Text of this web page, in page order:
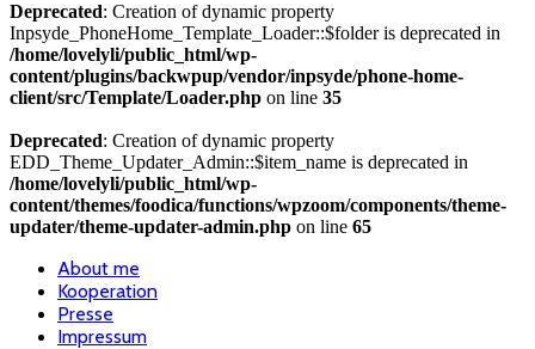
Deprecated: Creation of dynamic property
Inpsyde_PhoneHome_Template_Loader::$folder is deprecated in
/home/lovelyli/public_html/wp-
content/plugins/backwpup/vendor/inpsyde/phone-home-
client/src/Template/Loader.php on line 35
Deprecated: Creation of dynamic property
EDD_Theme_Updater_Admin::$item_name is deprecated in
/home/lovelyli/public_html/wp-
content/themes/foodica/functions/wpzoom/components/theme-
updater/theme-updater-admin.php on line 65
About me
Kooperation
Presse
Impressum